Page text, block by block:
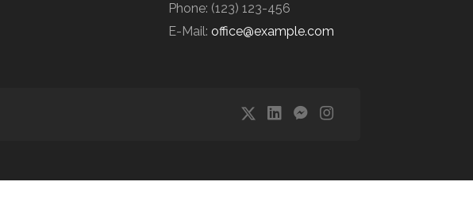
Phone: (123) 123-456
E-Mail: office@example.com